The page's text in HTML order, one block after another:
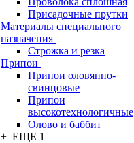
Присадочные прутки
Материалы специального
назначения
Строжка и резка
Припои
Припои оловянно-
свинцовые
Припои
высокотехнологичные
Олово и баббит
+ ЕЩЕ 1